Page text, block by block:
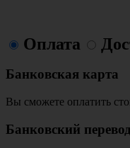
Оплата
Банковская карта
Вы сможете оплатить
Банковский перевод